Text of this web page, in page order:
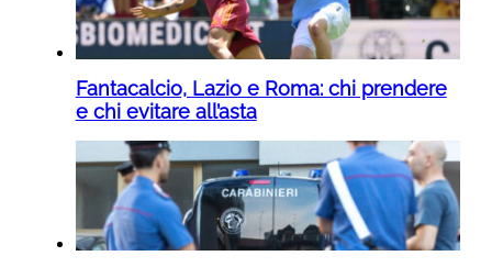
Fantacalcio, Lazio e Roma: chi prendere
e chi evitare all’asta